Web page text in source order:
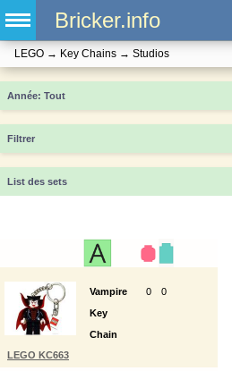
Bricker.info
LEGO → Key Chains → Studios
Année
Filtrer
List des sets
LEGO KC663
Vampire
Key
Chain
0 0